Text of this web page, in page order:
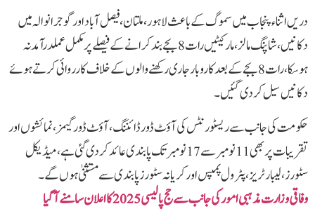
دریں اثناء پنجاب میں سموگ کے باعث لاہور، ملتان، فیصل آباد اور گوجرانوالہ میں
دکانیں، شاپنگ مالز، مارکیٹیں رات 8 بجے بند کرانے کے فیصلے پر مکمل عملدرآمد نہ
ہوسکا، رات 8 بجے کے بعد کاروبار جاری رکھنے والوں کے خلاف کارروائی کرتے ہوئے
دکانیں سیل کر دی گئیں۔
حکومت کی جانب سے ریسٹورنٹس کی آؤٹ ڈور ڈائننگ، آؤٹ ڈور گیمز، نمائشوں اور
تقریبات پر بھی 11 نومبر سے 17 نومبر تک پابندی عائد کر دی گئی ہے، میڈیکل
سٹورز، لیبارٹریز، پٹرول پمپس اور کریانہ سٹورز پابندی سے مستثنیٰ ہوں گے۔
وفاقی وزارت مذہبی امور کی جانب سے حج پالیسی 2025 کا اعلان سامنے آگیا